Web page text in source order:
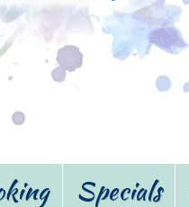
Specials